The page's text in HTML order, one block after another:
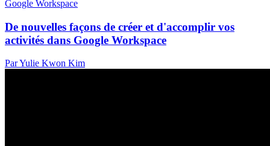
Google Workspace
De nouvelles façons de créer et d'accomplir vos
activités dans Google Workspace
Par Yulie Kwon Kim